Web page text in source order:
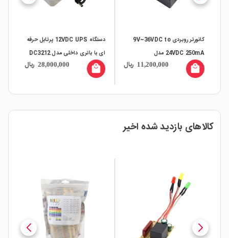
کانورتر روبردی 9V~36VDC to
24VDC 250mA مدل
URB2424YMD-6WR3
11,200,000 ریال local_mall
دستگاه 12VDC UPS پرتابل حرفه
ای با باتری داخلی مدل DC3212
28,000,000 ریال local_mall
کالاهای بازدید شده اخیر